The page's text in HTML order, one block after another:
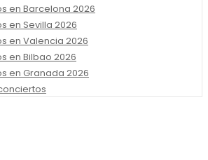
en Barcelona 2026
en Sevilla 2026
en Valencia 2026
en Bilbao 2026
en Granada 2026